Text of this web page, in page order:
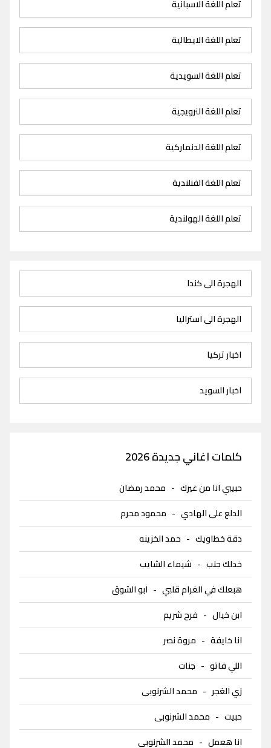
تعلم اللغة الاسبانية
تعلم اللغة الايطالية
تعلم اللغة السويدية
تعلم اللغة النرويجية
تعلم اللغة الدنماركية
تعلم اللغة الفنلندية
تعلم اللغة الهولندية
الهجرة الى كندا
الهجرة الى استراليا
اخبار تركيا
اخبار السويد
كلمات اغاني جديدة 2026
حبيبي انا من غيرك - محمد رمضان
الدلع على الهادي - محمود محرم
دقة خطاويك - حمد الخزينه
خدلك جنب - شيماء الشايب
هبعلك في الغرام قلبي - ابو الشوق
ابن خيال - فرح شريم
انا خايفة - مروة نصر
اللي فاتو - جنات
زي الغجر - محمد الشرنوبى
حبيت - محمد الشرنوبى
انا هعمل - محمد الشرنوبى